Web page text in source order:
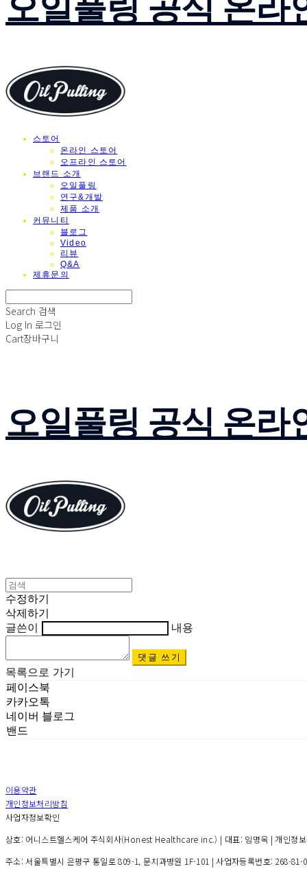
스토어
온라인 스토어
오프라인 스토어
브랜드 소개
오일풀링
연구&개발
제품 소개
커뮤니티
블로그
Video
리뷰
Q&A
제휴문의
Search 검색
Log In 로그인
Cart장바구니
오일풀링 공식 온라
수정하기
삭제하기
글쓴이
내용
댓글 쓰기
목록으로 가기
페이스북
카카오톡
네이버 블로그
밴드
이용약관
개인정보처리방침
사업자정보확인
상호: 어니스트헬스케어 주식회사(Honest Healthcare inc.) | 대표: 임명옥 | 개인
주소: 서울특별시 은평구 통일로 809-1, 문치과병원 1F-101 | 사업자등록번호: 268-81-